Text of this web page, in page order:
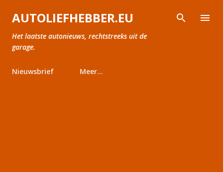
Doorgaan naar hoofdcontent
AUTOLIEFHEBBER.EU
Het laatste autonieuws, rechtstreeks uit de
garage.
Nieuwsbrief Meer…